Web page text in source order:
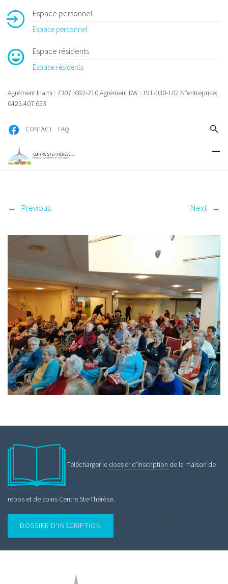
Espace personnel
Espace personnel
Espace résidents
Espace résidents
Agrément Inami : 73071682-210 Agrément RW : 191-030-102 N°entreprise:
0425.407.653
CONTACT FAQ
← Previous Next →
Télécharger le dossier d'inscription de la maison de
repos et de soins Centre Ste-Thérèse.
DOSSIER D'INSCRIPTION